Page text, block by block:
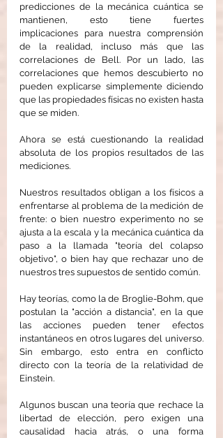
predicciones de la mecánica cuántica se
mantienen, esto tiene fuertes
implicaciones para nuestra comprensión
de la realidad, incluso más que las
correlaciones de Bell. Por un lado, las
correlaciones que hemos descubierto no
pueden explicarse simplemente diciendo
que las propiedades físicas no existen hasta
que se miden.
Ahora se está cuestionando la realidad
absoluta de los propios resultados de las
mediciones.
Nuestros resultados obligan a los físicos a
enfrentarse al problema de la medición de
frente: o bien nuestro experimento no se
ajusta a la escala y la mecánica cuántica da
paso a la llamada "teoría del colapso
objetivo", o bien hay que rechazar uno de
nuestros tres supuestos de sentido común.
Hay teorías, como la de Broglie-Bohm, que
postulan la "acción a distancia", en la que
las acciones pueden tener efectos
instantáneos en otros lugares del universo.
Sin embargo, esto entra en conflicto
directo con la teoría de la relatividad de
Einstein.
Algunos buscan una teoría que rechace la
libertad de elección, pero exigen una
causalidad hacia atrás, o una forma